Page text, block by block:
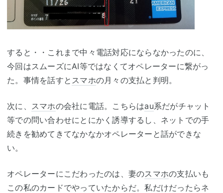
すると・・これまで中々電話対応にならなかったのに、
今回はスムーズにAI等ではなくてオペレーターに繋がっ
た。事情を話すと スマホの月々の支払と判明。
次に、 スマホの会社に電話。こちらはau系だがチャット
等での問い合わせにとにかく誘導するし、ネットでの手
続きを勧めてきてなかなかオペレーターと話ができな
い。
オペレーターにこだわったのは、妻のスマホの支払いも
この私のカードでやっていたからだ。私だけだったらネ